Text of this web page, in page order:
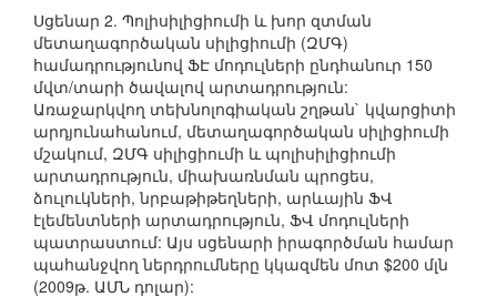
Սցենար 2. Պոլիսիլիցիումի և խոր զտման
մետաղագործական սիլիցիումի (ԶՄԳ)
համադրությունով ՖԷ մոդուլների ընդհանուր 150
մվտ/տարի ծավալով արտադրություն:
Առաջարկվող տեխնոլոգիական շղթան` կվարցիտի
արդյունահանում, մետաղագործական սիլիցիումի
մշակում, ԶՄԳ սիլիցիումի և պոլիսիլիցիումի
արտադրություն, միախառնման պրոցես,
ձուլուկների, նրբաթիթեղների, արևային ՖՎ
էլեմենտների արտադրություն, ՖՎ մոդուլների
պատրաստում: Այս սցենարի իրագործման համար
պահանջվող ներդրումները կկազմեն մոտ $200 մլն
(2009թ. ԱՄՆ դոլար):